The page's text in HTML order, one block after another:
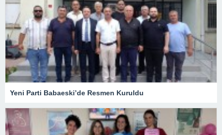
Yeni Parti Babaeski’de Resmen Kuruldu